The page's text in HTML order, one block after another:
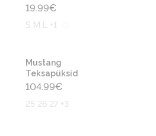
19.99€
S M L +1
Mustang
Teksapüksid
104.99€
25 26 27 +3